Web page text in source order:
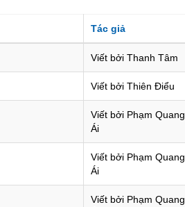
Tác giả
Viết bởi Thanh Tâm
Viết bởi Thiên Điểu
Viết bởi Phạm Quang
Ái
Viết bởi Phạm Quang
Ái
Viết bởi Phạm Quang